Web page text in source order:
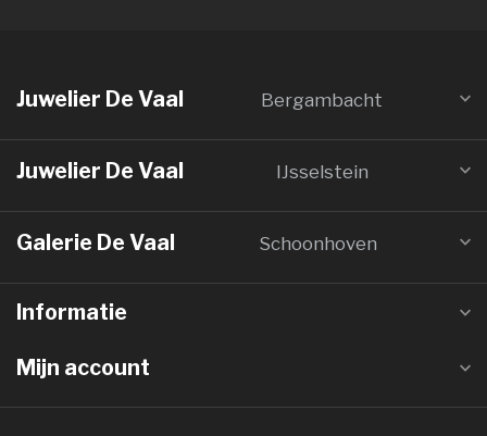
Juwelier De Vaal Bergambacht
Juwelier De Vaal IJsselstein
Galerie De Vaal Schoonhoven
Informatie
Mijn account